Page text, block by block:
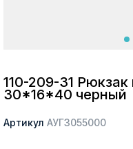
110-209-31
30*16*40 черный
Артикул АУГЗ055000